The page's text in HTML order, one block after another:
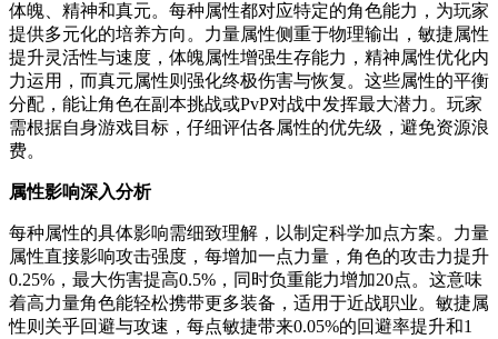
体魄、精神和真元。每种属性都对应特定的角色能力，为玩家
提供多元化的培养方向。力量属性侧重于物理输出，敏捷属性
提升灵活性与速度，体魄属性增强生存能力，精神属性优化内
力运用，而真元属性则强化终极伤害与恢复。这些属性的平衡
分配，能让角色在副本挑战或PvP对战中发挥最大潜力。玩家
需根据自身游戏目标，仔细评估各属性的优先级，避免资源浪
费。
属性影响深入分析
每种属性的具体影响需细致理解，以制定科学加点方案。力量
属性直接影响攻击强度，每增加一点力量，角色的攻击力提升
0.25%，最大伤害提高0.5%，同时负重能力增加20点。这意味
着高力量角色能轻松携带更多装备，适用于近战职业。敏捷属
性则关乎回避与攻速，每点敏捷带来0.05%的回避率提升和1